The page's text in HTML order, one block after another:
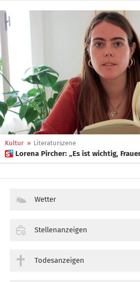
Kultur » Literaturszene
 Lorena Pircher: „Es ist wichtig,
Wetter
Stellenanzeigen
Todesanzeigen